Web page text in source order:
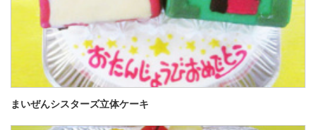
まいぜんシスターズ立体ケーキ